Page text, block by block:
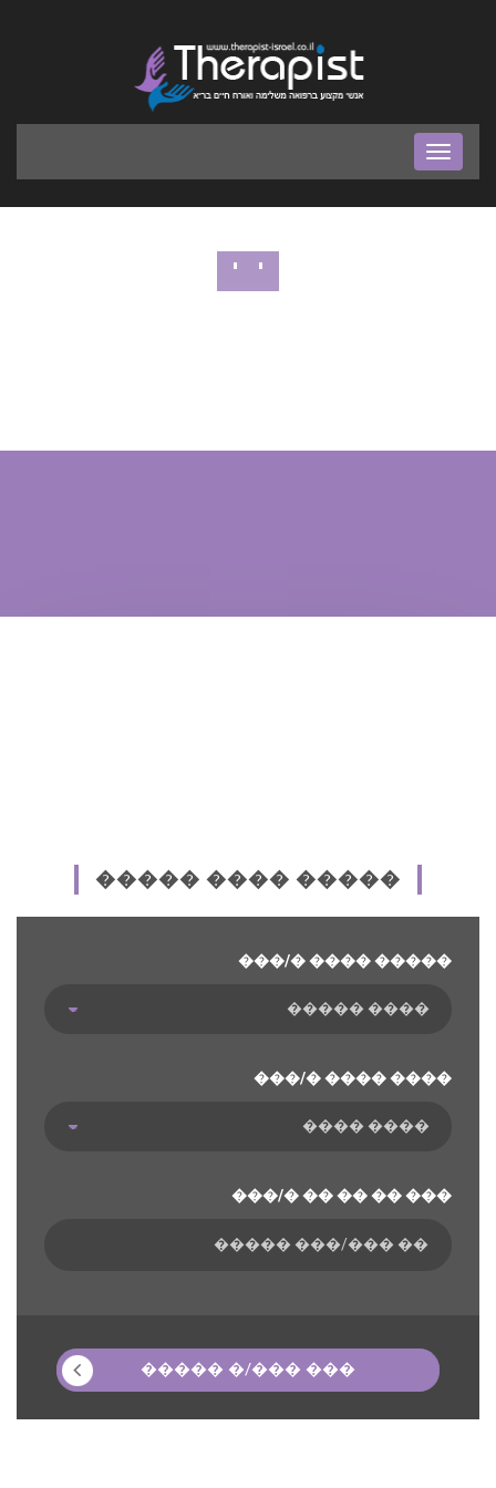
בר
ניווט
����� ���� �����
���/� ���� �����
���/� ���� ����
���/� �� �� �� ���